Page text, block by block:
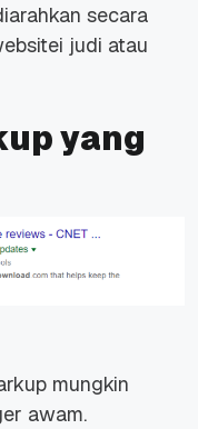
secara
judi atau
yang
mungkin
awam.